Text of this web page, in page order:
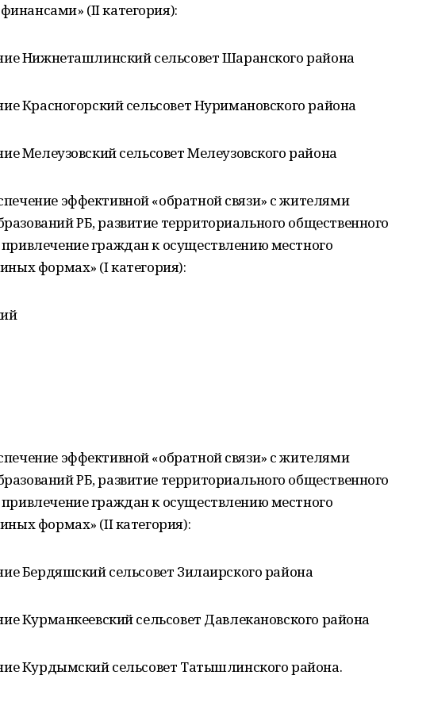
(II категория):
Нижнеташлинский сельсовет Шаранского района
Красногорский сельсовет Нуримановского района
Мелеузовский сельсовет Мелеузовского района
эффективной «обратной связи» с жителями
РБ, развитие территориального общественного
граждан к осуществлению местного
формах» (I категория):
эффективной «обратной связи» с жителями
РБ, развитие территориального общественного
граждан к осуществлению местного
формах» (II категория):
Бердяшский сельсовет Зилаирского района
Курманкеевский сельсовет Давлекановского района
Курдымский сельсовет Татышлинского района.